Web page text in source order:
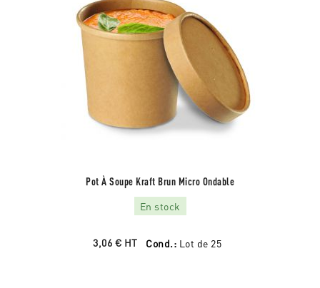
Pot À Soupe Kraft Brun Micro Ondable
En stock
3,06 € HT Cond.: Lot de 25